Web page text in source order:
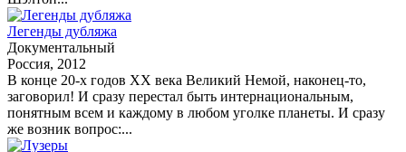
Легенды дубляжа
Документальный
Россия, 2012
В конце 20-х годов XX века Великий Немой, наконец-то,
заговорил! И сразу перестал быть интернациональным,
понятным всем и каждому в любом уголке планеты. И сразу
же возник вопрос:...